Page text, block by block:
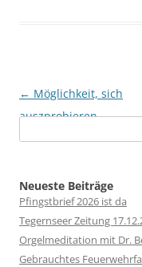
Beitragsnavigation
← Möglichkeit, sich
auszprobieren
nach:
Neueste Beiträge
Pfingstbrief 2026 ist da
Tegernseer Zeitung
Orgelmeditation mit Dr.
Gebrauchtes